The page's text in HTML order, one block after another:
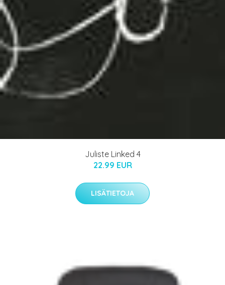
Juliste Linked 4
22.99 EUR
LISÄTIETOJA